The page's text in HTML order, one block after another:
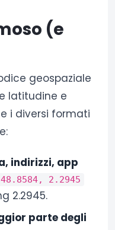
(e
geospaziale
latitudine e
i diversi formati
indirizzi, app
48.8584, 2.2945
2.2945.
parte degli